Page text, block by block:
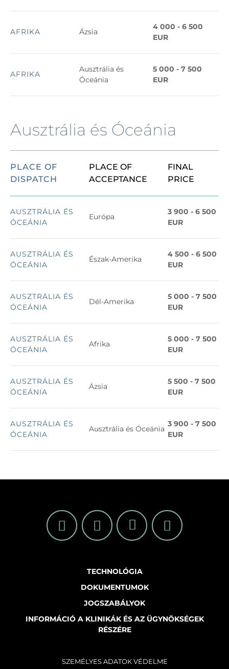
AFRIKA Ázsia
4 000 - 6 500
EUR
AFRIKA
Ausztrália és
Óceánia
5 000 - 7 500
EUR
Ausztrália és Óceánia
PLACE OF
DISPATCH
PLACE OF
ACCEPTANCE
FINAL
PRICE
AUSZTRÁLIA ÉS
ÓCEÁNIA
Európa
3 900 - 6 500
EUR
AUSZTRÁLIA ÉS
ÓCEÁNIA
Észak-Amerika
4 500 - 6 500
EUR
AUSZTRÁLIA ÉS
ÓCEÁNIA
Dél-Amerika
5 000 - 7 500
EUR
AUSZTRÁLIA ÉS
ÓCEÁNIA
Afrika
5 000 - 7 500
EUR
AUSZTRÁLIA ÉS
ÓCEÁNIA
Ázsia
5 500 - 7 500
EUR
AUSZTRÁLIA ÉS
ÓCEÁNIA
Ausztrália és Óceánia
3 900 - 7 500
EUR
TECHNOLÓGIA
DOKUMENTUMOK
JOGSZABÁLYOK
INFORMÁCIÓ A KLINIKÁK ÉS AZ ÜGYNÖKSÉGEK
RÉSZÉRE
SZEMÉLYES ADATOK VÉDELME